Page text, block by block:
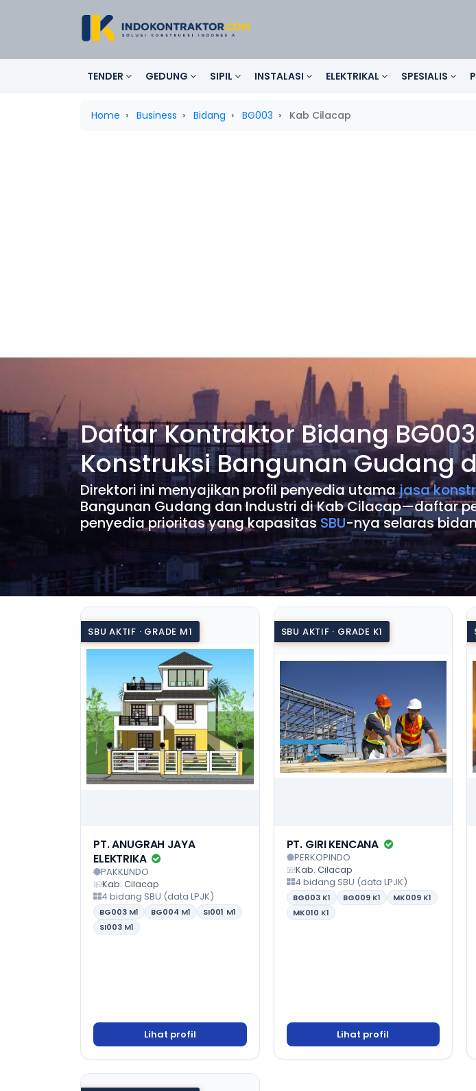
TENDER GEDUNG SIPIL INSTALASI ELEKTRIKAL SPESIALIS
Home Business Bidang BG003 Kab Cilacap
Daftar Kontraktor Bidang
Konstruksi Bangunan Gudang
Direktori ini menyajikan profil penyedia utamajasa
Bangunan Gudang dan Industri di Kab Cilacap—daftar
penyedia prioritas yang kapasitas SBU-nya selaras
SBU AKTIF · GRADE M1
PT. ANUGRAH JAYA
ELEKTRIKA
PAKKLINDO
Kab. Cilacap
4 bidang SBU (data LPJK)
BG003 M1 BG004 M1 SI001 M1
SI003 M1
Lihat profil
SBU AKTIF · GRADE K1
PT. GIRI KENCANA
PERKOPINDO
Kab. Cilacap
4 bidang SBU (data LPJK)
BG003 K1 BG009 K1 MK009 K1
MK010 K1
Lihat profil